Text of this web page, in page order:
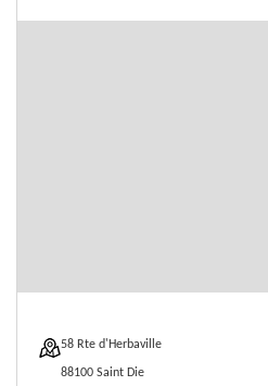
58 Rte d'Herbaville
88100 Saint Die